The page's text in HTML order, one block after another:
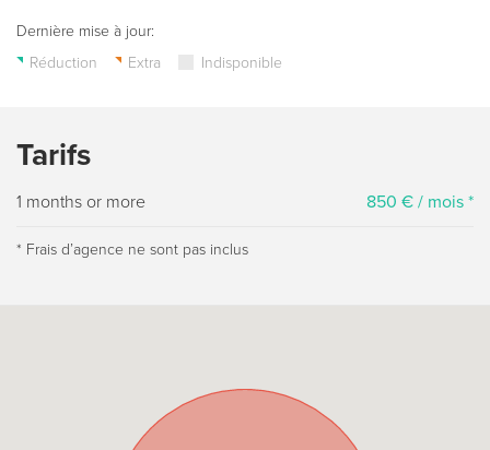
Dernière mise à jour:
Réduction
Extra Indisponible
Tarifs
1 months or more 850 € / mois *
* Frais dʼagence ne sont pas inclus